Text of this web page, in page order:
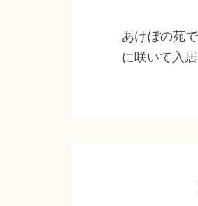
あけぼの苑
に咲いて入